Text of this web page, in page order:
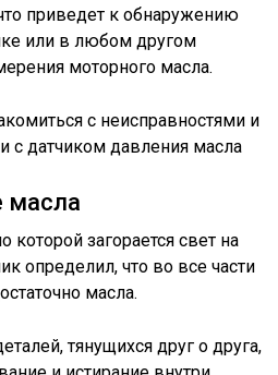
приведет к обнаружению
или в любом другом
моторного масла.
с неисправностями и
с датчиком давления масла
масла
которой загорается свет на
определил, что во все части
масла.
тянущихся друг о друга,